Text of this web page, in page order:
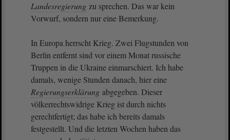
Landesregierung zu sprechen. Das war kein
Vorwurf, sondern nur eine Bemerkung.
In Europa herrscht Krieg. Zwei Flugstunden von
Berlin entfernt sind vor einem Monat russische
Truppen in die Ukraine einmarschiert. Ich habe
damals, wenige Stunden danach, hier eine
Regierungserklärung abgegeben. Dieser
völkerrechtswidrige Krieg ist durch nichts
gerechtfertigt; das habe ich bereits damals
festgestellt. Und die letzten Wochen haben das